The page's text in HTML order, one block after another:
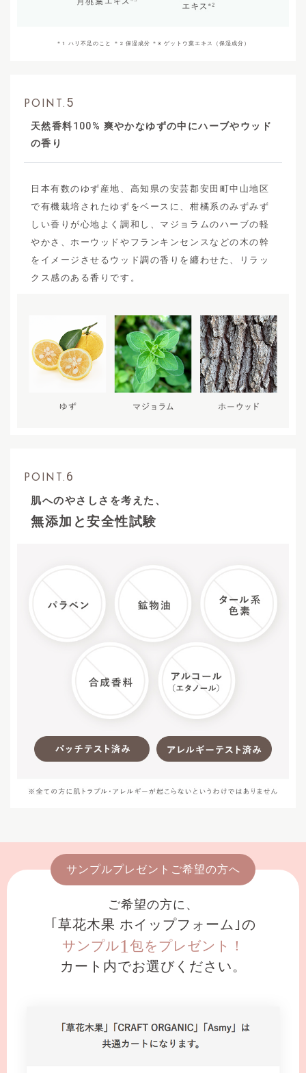
＊1 ハリ不足のこと ＊2 保湿成分 ＊3 ゲットウ葉エキス（保湿成分）
POINT. 5
天然香料100% 爽やかなゆずの中にハーブやウッド
の香り
日本有数のゆず産地、高知県の安芸郡安田町中山地区
で有機栽培されたゆずをベースに、柑橘系のみずみず
しい香りが心地よく調和し、マジョラムのハーブの軽
やかさ、ホーウッドやフランキンセンスなどの木の幹
をイメージさせるウッド調の香りを纏わせた、リラッ
クス感のある香りです。
POINT. 6
肌へのやさしさを考えた、
無添加と安全性試験
サンプルプレゼントご希望の方へ
ご希望の方に、
｢草花木果 ホイップフォーム｣の
サンプル1包をプレゼント！
カート内でお選びください。